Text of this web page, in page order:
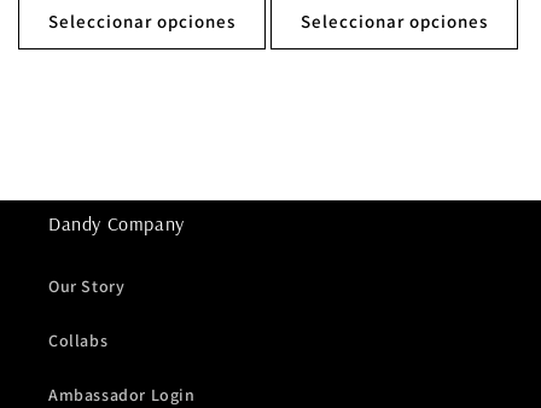
Seleccionar opciones Seleccionar opciones
Dandy Company
Our Story
Collabs
Ambassador Login